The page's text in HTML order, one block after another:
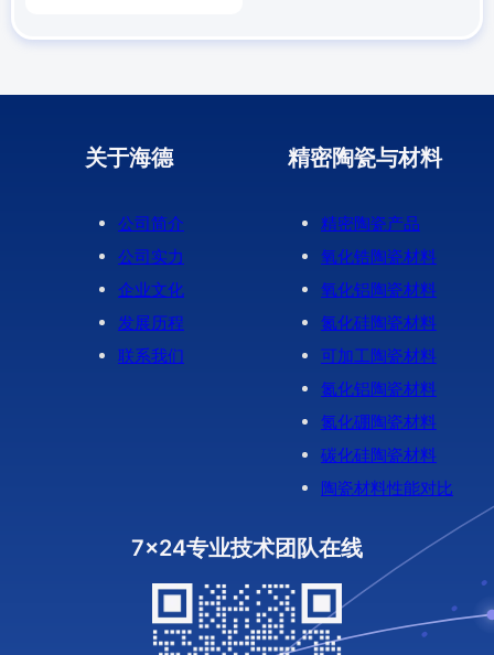
关于海德
公司简介
公司实力
企业文化
发展历程
联系我们
精密陶瓷与材料
精密陶瓷产品
氧化锆陶瓷材料
氧化铝陶瓷材料
氮化硅陶瓷材料
可加工陶瓷材料
氮化铝陶瓷材料
氮化硼陶瓷材料
碳化硅陶瓷材料
陶瓷材料性能对比
7x24专业技术团队在线